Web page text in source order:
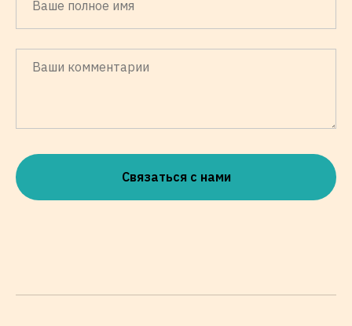
Связаться с нами